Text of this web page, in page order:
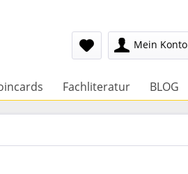
Mein Konto
Fachliteratur BLOG